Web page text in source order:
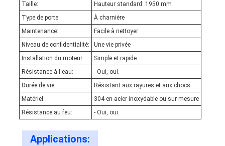
Taille:
Hauteur standard: 1950 mm
Type de porte:
À charnière
Maintenance:
Facile à nettoyer
Niveau de confidentialité:
Une vie privée
Installation du moteur
Simple et rapide
Résistance à l'eau:
- Oui, oui.
Durée de vie:
Résistant aux rayures et aux chocs
Matériel:
304 en acier inoxydable ou sur mesure
Résistance au feu:
- Oui, oui.
Applications: